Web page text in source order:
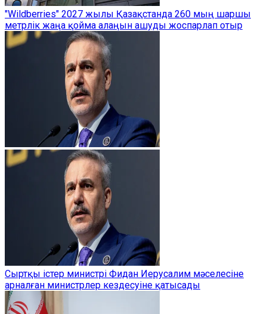
"Wildberries" 2027 жылы Қазақстанда 260 мың шаршы
метрлік жаңа қойма алаңын ашуды жоспарлап отыр
Сыртқы істер министрі Фидан Иерусалим мәселесіне
арналған министрлер кездесуіне қатысады